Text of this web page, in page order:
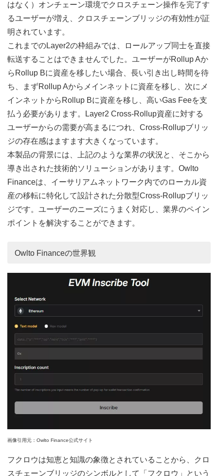
はなく）オンチェーン環境でクロスチェーン操作を完了す
るユーザーが増え、クロスチェーンブリッジの有効性が証
明されています。
これまでのLayer2の枠組みでは、ロールアップ同士を直接
転送することはできませんでした。ユーザーがRollup Aか
らRollup Bに資産を移したい場合、長い引き出し時間を待
ち、まずRollup Aからメインネットに資産を移し、次にメ
インネットからRollup Bに資産を移し、高いGas Feeを支
払う必要があります。Layer2 Cross-Rollup資産に対する
ユーザーからの需要が高まるにつれ、Cross-Rollupブリッ
ジの存在感はますます大きくなっています。
本製品の背景には、上記のような業界の状況と、そこから
導き出された技術的ソリューションがあります。Owlto
Financeは、イーサリアムネットワーク内でのローカル資
産の移転に特化して設計された分散型Cross-Rollupブリッ
ジです。ユーザーのニーズにうまく対応し、業界のペイン
ポイントを解決することができます。
Owlto Financeの世界観
画像引用元：Owlto Finance公式サイト
フクロウは知恵と知識の象徴とされていることから、クロ
スチェーンブリッジのシンボルとして「フクロウ」という